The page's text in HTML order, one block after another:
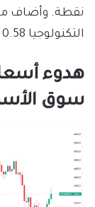
نقطة. وأضاف
التكنولوجيا 0.58 % ليغلق عند 13562.84 نقطة.
هدوء
سوق